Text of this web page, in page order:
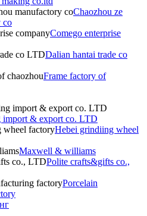
Chaozhou ze
co
Comego enterprise
Dalian hantai trade co
Frame factory of
import & export co. LTD
Hebei grindiing wheel
Maxwell & williams
Polite crafts&gifts co.,
Porcelain